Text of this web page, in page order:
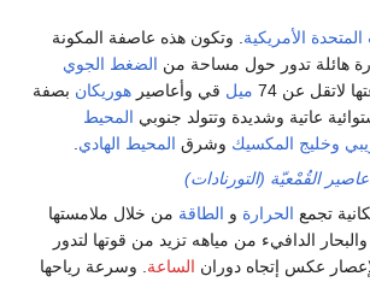
المتحدة الأمريكية. وتكون هذه عاصفة المكونة
هائلة تدور حول مساحة من الضغط الجوي
لاتقل عن 74
ميل قي وأعاصير هوريكان بصفة
عاتية وشديدة وتتولد جنوبي المحيط
وخليج المكسيك وشرق المحيط الهادي.
القُمْعيّة (التورنادات)
تجمع الحرارة و الطاقة من خلال ملامستها
والبحار الدافيء من مياهه تزيد من قوتها لتدور
عكس إتجاه دوران الساعة. وسرعة رياحها